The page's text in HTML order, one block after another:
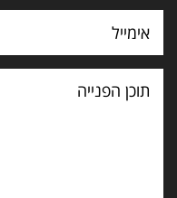
תוכן
הפנייה